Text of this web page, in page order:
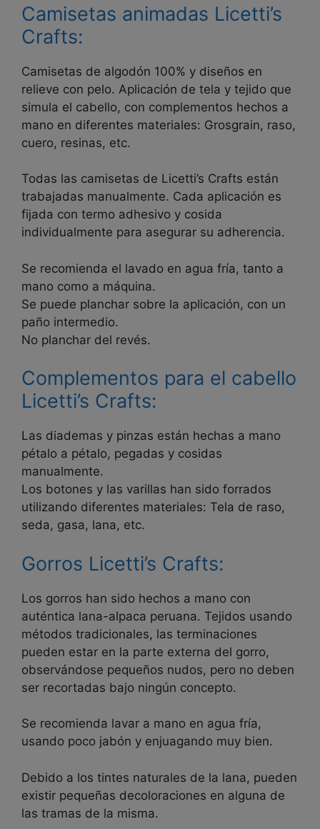
Camisetas animadas Licetti’s
Crafts:
Camisetas de algodón 100% y diseños en
relieve con pelo. Aplicación de tela y tejido que
simula el cabello, con complementos hechos a
mano en diferentes materiales: Grosgrain, raso,
cuero, resinas, etc.
Todas las camisetas de Licetti’s Crafts están
trabajadas manualmente. Cada aplicación es
fijada con termo adhesivo y cosida
individualmente para asegurar su adherencia.
Se recomienda el lavado en agua fría, tanto a
mano como a máquina.
Se puede planchar sobre la aplicación, con un
paño intermedio.
No planchar del revés.
Complementos para el cabello
Licetti’s Crafts:
Las diademas y pinzas están hechas a mano
pétalo a pétalo, pegadas y cosidas
manualmente.
Los botones y las varillas han sido forrados
utilizando diferentes materiales: Tela de raso,
seda, gasa, lana, etc.
Gorros Licetti’s Crafts:
Los gorros han sido hechos a mano con
auténtica lana-alpaca peruana. Tejidos usando
métodos tradicionales, las terminaciones
pueden estar en la parte externa del gorro,
observándose pequeños nudos, pero no deben
ser recortadas bajo ningún concepto.
Se recomienda lavar a mano en agua fría,
usando poco jabón y enjuagando muy bien.
Debido a los tintes naturales de la lana, pueden
existir pequeñas decoloraciones en alguna de
las tramas de la misma.